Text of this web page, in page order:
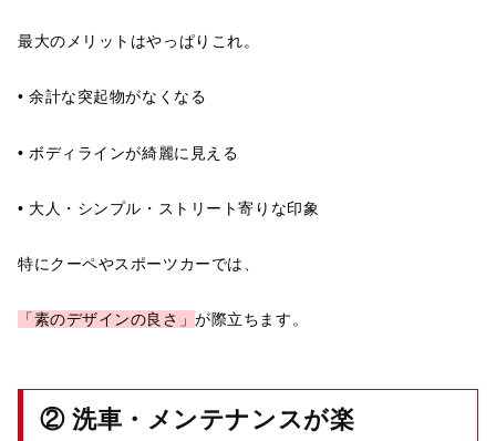
最大のメリットはやっぱりこれ。
• 余計な突起物がなくなる
• ボディラインが綺麗に見える
• 大人・シンプル・ストリート寄りな印象
特にクーペやスポーツカーでは、
「素のデザインの良さ」が際立ちます。
② 洗車・メンテナンスが楽